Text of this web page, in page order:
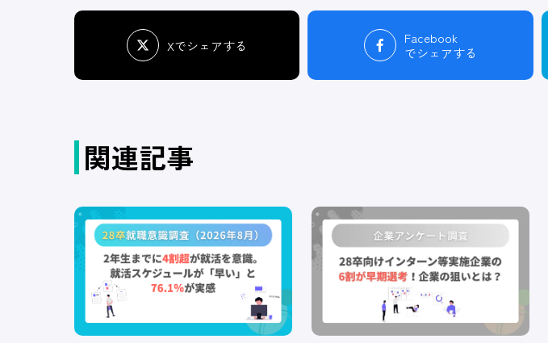
Xでシェアする
Facebook
でシェアする
関連記事